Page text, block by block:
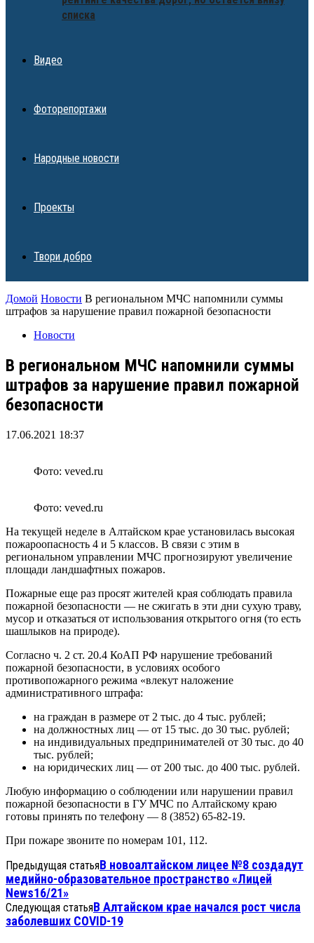
списка
Видео
Фоторепортажи
Народные новости
Проекты
Твори добро
Домой Новости В региональном МЧС напомнили суммы
штрафов за нарушение правил пожарной безопасности
Новости
В региональном МЧС напомнили суммы
штрафов за нарушение правил пожарной
безопасности
17.06.2021 18:37
Фото: veved.ru
Фото: veved.ru
На текущей неделе в Алтайском крае установилась высокая
пожароопасность 4 и 5 классов. В связи с этим в
региональном управлении МЧС прогнозируют увеличение
площади ландшафтных пожаров.
Пожарные еще раз просят жителей края соблюдать правила
пожарной безопасности — не сжигать в эти дни сухую траву,
мусор и отказаться от использования открытого огня (то есть
шашлыков на природе).
Согласно ч. 2 ст. 20.4 КоАП РФ нарушение требований
пожарной безопасности, в условиях особого
противопожарного режима «влекут наложение
административного штрафа:
на граждан в размере от 2 тыс. до 4 тыс. рублей;
на должностных лиц — от 15 тыс. до 30 тыс. рублей;
на индивидуальных предпринимателей от 30 тыс. до 40
тыс. рублей;
на юридических лиц — от 200 тыс. до 400 тыс. рублей.
Любую информацию о соблюдении или нарушении правил
пожарной безопасности в ГУ МЧС по Алтайскому краю
готовы принять по телефону — 8 (3852) 65-82-19.
При пожаре звоните по номерам 101, 112.
Предыдущая статьяВ новоалтайском лицее №8 создадут
медийно-образовательное пространство «Лицей
News16/21»
Следующая статьяВ Алтайском крае начался рост числа
заболевших COVID-19